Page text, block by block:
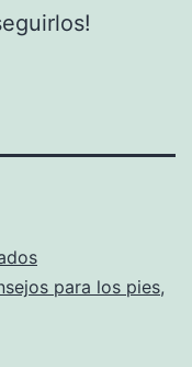
para los pies,